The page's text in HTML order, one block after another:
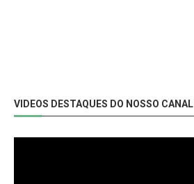
VIDEOS DESTAQUES DO NOSSO CANAL